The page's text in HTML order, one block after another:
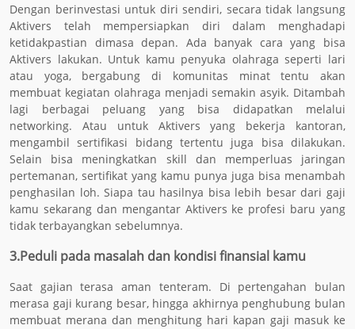
Dengan berinvestasi untuk diri sendiri, secara tidak langsung
Aktivers telah mempersiapkan diri dalam menghadapi
ketidakpastian dimasa depan. Ada banyak cara yang bisa
Aktivers lakukan. Untuk kamu penyuka olahraga seperti lari
atau yoga, bergabung di komunitas minat tentu akan
membuat kegiatan olahraga menjadi semakin asyik. Ditambah
lagi berbagai peluang yang bisa didapatkan melalui
networking. Atau untuk Aktivers yang bekerja kantoran,
mengambil sertifikasi bidang tertentu juga bisa dilakukan.
Selain bisa meningkatkan skill dan memperluas jaringan
pertemanan, sertifikat yang kamu punya juga bisa menambah
penghasilan loh. Siapa tau hasilnya bisa lebih besar dari gaji
kamu sekarang dan mengantar Aktivers ke profesi baru yang
tidak terbayangkan sebelumnya.
3.Peduli pada masalah dan kondisi finansial kamu
Saat gajian terasa aman tenteram. Di pertengahan bulan
merasa gaji kurang besar, hingga akhirnya penghubung bulan
membuat merana dan menghitung hari kapan gaji masuk ke